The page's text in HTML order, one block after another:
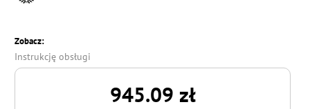
Zobacz:
Instrukcję obsługi
945.09 zł